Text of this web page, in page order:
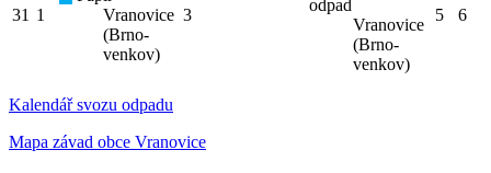
31 1
Vranovice
(Brno-
venkov)
3
odpad
Vranovice
(Brno-
venkov)
5 6
Kalendář svozu odpadu
Mapa závad obce Vranovice